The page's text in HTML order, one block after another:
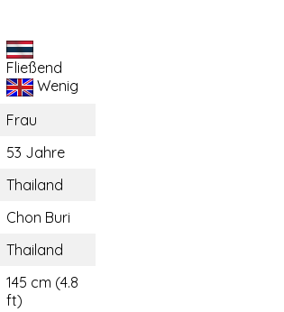
Fließend
Wenig
Frau
53 Jahre
Thailand
Chon Buri
Thailand
145 cm (4.8
ft)